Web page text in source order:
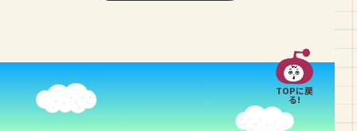
TOPに戻
る!